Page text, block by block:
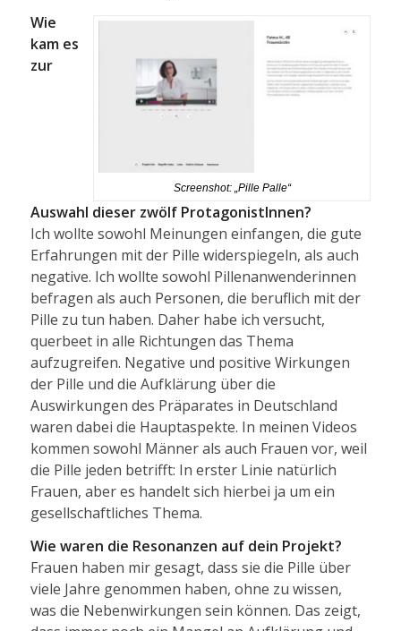
Screenshot: „Pille Palle“
Wie
kam es
zur
Auswahl dieser zwölf ProtagonistInnen?
Ich wollte sowohl Meinungen einfangen, die gute
Erfahrungen mit der Pille widerspiegeln, als auch
negative. Ich wollte sowohl Pillenanwenderinnen
befragen als auch Personen, die beruflich mit der
Pille zu tun haben. Daher habe ich versucht,
querbeet in alle Richtungen das Thema
aufzugreifen. Negative und positive Wirkungen
der Pille und die Aufklärung über die
Auswirkungen des Präparates in Deutschland
waren dabei die Hauptaspekte. In meinen Videos
kommen sowohl Männer als auch Frauen vor, weil
die Pille jeden betrifft: In erster Linie natürlich
Frauen, aber es handelt sich hierbei ja um ein
gesellschaftliches Thema.
Wie waren die Resonanzen auf dein Projekt?
Frauen haben mir gesagt, dass sie die Pille über
viele Jahre genommen haben, ohne zu wissen,
was die Nebenwirkungen sein können. Das zeigt,